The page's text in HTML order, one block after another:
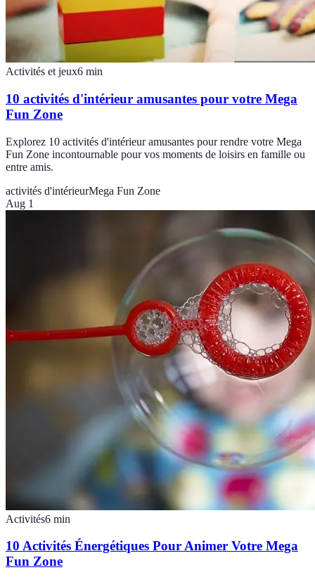
Activités et jeux6 min
10 activités d'intérieur amusantes pour votre Mega
Fun Zone
Explorez 10 activités d'intérieur amusantes pour rendre votre Mega
Fun Zone incontournable pour vos moments de loisirs en famille ou
entre amis.
activités d'intérieurMega Fun Zone
Aug 1
Activités6 min
10 Activités Énergétiques Pour Animer Votre Mega
Fun Zone